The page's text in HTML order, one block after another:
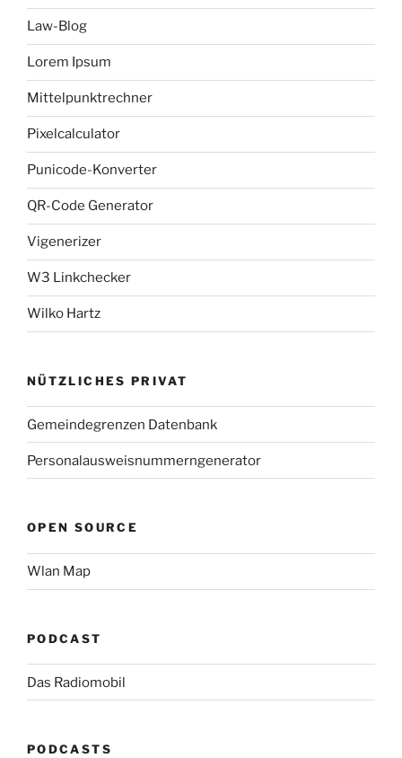
Law-Blog
Lorem Ipsum
Mittelpunktrechner
Pixelcalculator
Punicode-Konverter
QR-Code Generator
Vigenerizer
W3 Linkchecker
Wilko Hartz
NÜTZLICHES PRIVAT
Gemeindegrenzen Datenbank
Personalausweisnummerngenerator
OPEN SOURCE
Wlan Map
PODCAST
Das Radiomobil
PODCASTS